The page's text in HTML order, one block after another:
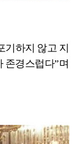
기하지 않고 지
존경스럽다”며